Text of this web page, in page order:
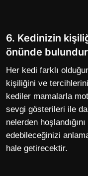
6. Kedinizin
önünde
Her kedi farklı
kişiliğini ve
kediler mamalarla
sevgi gösterileri ile
nelerden
edebileceğinizi
hale getirecektir.